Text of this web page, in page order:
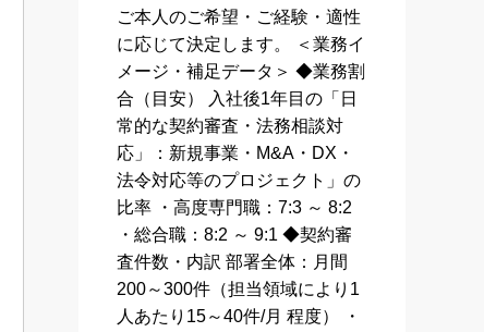
ご本人のご希望・ご経験・適性
に応じて決定します。 ＜業務イ
メージ・補足データ＞ ◆業務割
合（目安） 入社後1年目の「日
常的な契約審査・法務相談対
応」：新規事業・M&A・DX・
法令対応等のプロジェクト」の
比率 ・高度専門職：7:3 ～ 8:2
・総合職：8:2 ～ 9:1 ◆契約審
査件数・内訳 部署全体：月間
200～300件（担当領域により1
人あたり15～40件/月 程度） ・